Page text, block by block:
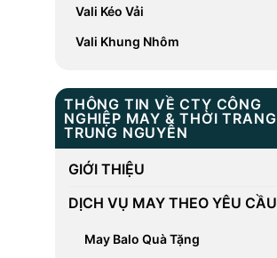
Vali Kéo Vải
Vali Khung Nhôm
THÔNG TIN VỀ CTY CÔNG
NGHIỆP MAY & THỜI TRANG
TRUNG NGUYÊN
GIỚI THIỆU
DỊCH VỤ MAY THEO YÊU CẦU
May Balo Quà Tặng